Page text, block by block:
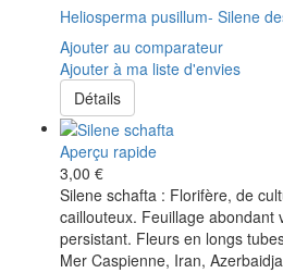
Heliosperma pusillum- Silene
Ajouter au comparateur
Ajouter à ma liste d'envies
Détails
Aperçu rapide
3,00 €
Silene schafta : Florifère, de
caillouteux. Feuillage abondant
persistant. Fleurs en longs
Mer Caspienne, Iran,